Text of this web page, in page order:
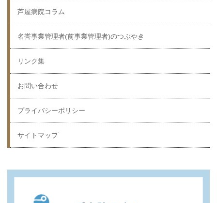
芦屋病院コラム
名誉事業管理者(前事業管理者)のつぶやき
リンク集
お問い合わせ
プライバシーポリシー
サイトマップ